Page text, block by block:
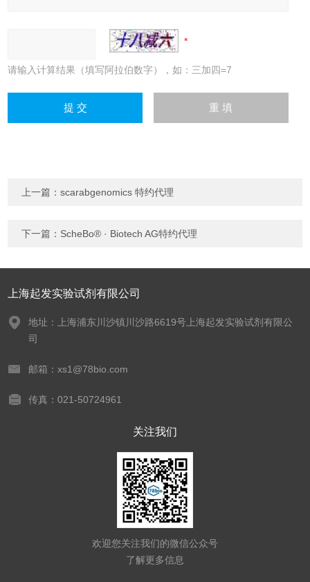
请输入计算结果（填写阿拉伯数字），如：三加四=7
上一篇：scarabgenomics 特约代理
下一篇： ScheBo® · Biotech AG特约代理
上海起发实验试剂有限公司
地址：上海浦东川沙镇川沙路6619号上海起发实验试剂有限公
司
邮箱：xs1@78bio.com
传真：021-50724961
关注我们
欢迎您关注我们的微信公众号
了解更多信息